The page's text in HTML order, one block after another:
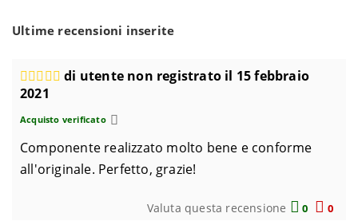
Ultime recensioni inserite
di utente non registrato il 15 febbraio
2021
Acquisto verificato
Componente realizzato molto bene e conforme
all'originale. Perfetto, grazie!
Valuta questa recensione 0 0